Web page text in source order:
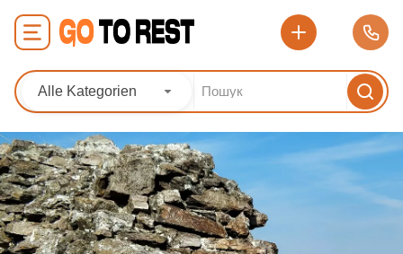
Alle Kategorien